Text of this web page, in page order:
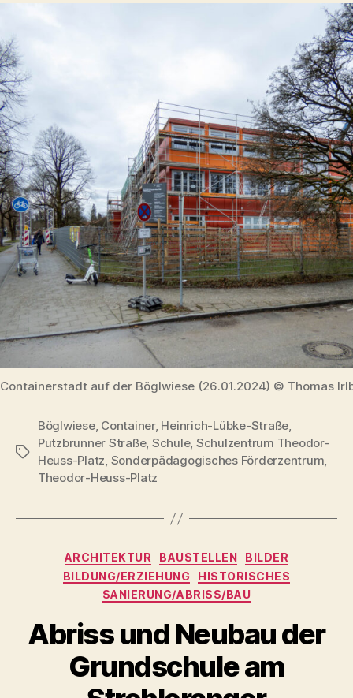
Containerstadt auf der Böglwiese (26.01.2024) © Thomas
Schlagwörter
Böglwiese, Container, Heinrich-Lübke-Straße,
Putzbrunner Straße, Schule, Schulzentrum Theodor-
Heuss-Platz, Sonderpädagogisches Förderzentrum,
Theodor-Heuss-Platz
Kategorien
ARCHITEKTUR BAUSTELLEN
BILDER
BILDUNG/ERZIEHUNG
HISTORISCHES
SANIERUNG/ABRISS/BAU
Abriss und Neubau der
Grundschule am